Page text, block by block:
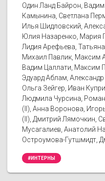
Один Ланд Байрон,
Камынина, Светлана
Илья Шидловский,
Юлия Назаренко, Мария
Лидия Арефьева,
Михаил Павлик, Максим
Вадим Цаллати, Максим
Эдуард Аблам,
Ольга Зейгер, Иван
Людмила Чурсина, Роман
(II), Анна Воронова,
(II), Дмитрий Лямочкин,
Мусагалиев, Анатолий
Остроумова-Гутшмидт,
#ИНТЕРНЫ